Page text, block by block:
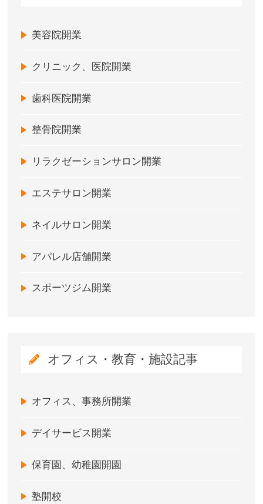
美容院開業
クリニック、医院開業
歯科医院開業
整骨院開業
リラクゼーションサロン開業
エステサロン開業
ネイルサロン開業
アパレル店舗開業
スポーツジム開業
オフィス・教育・施設記事
オフィス、事務所開業
デイサービス開業
保育園、幼稚園開園
塾開校